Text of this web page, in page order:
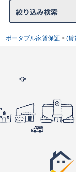
絞り込み検索
ポータブル家賃保証 > (賃